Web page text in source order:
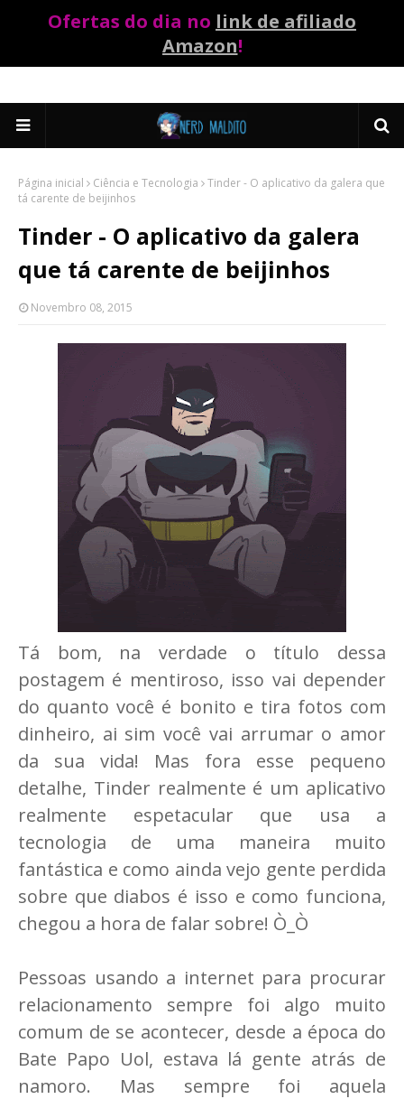
Ofertas do dia no link de afiliado
Amazon!
Página inicial Ciência e Tecnologia
Tinder - O aplicativo da galera que
tá carente de beijinhos
Tinder - O aplicativo da galera
que tá carente de beijinhos
Novembro 08, 2015
Tá bom, na verdade o título dessa
postagem é mentiroso, isso vai depender
do quanto você é bonito e tira fotos com
dinheiro, ai sim você vai arrumar o amor
da sua vida! Mas fora esse pequeno
detalhe, Tinder realmente é um aplicativo
realmente espetacular que usa a
tecnologia de uma maneira muito
fantástica e como ainda vejo gente perdida
sobre que diabos é isso e como funciona,
chegou a hora de falar sobre! Ò_Ò
Pessoas usando a internet para procurar
relacionamento sempre foi algo muito
comum de se acontecer, desde a época do
Bate Papo Uol, estava lá gente atrás de
namoro. Mas sempre foi aquela